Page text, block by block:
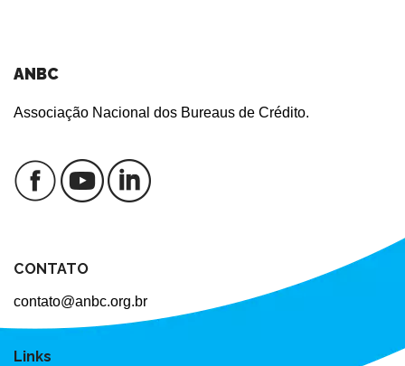
ANBC
Associação Nacional dos Bureaus de Crédito.
CONTATO
contato@anbc.org.br
Links